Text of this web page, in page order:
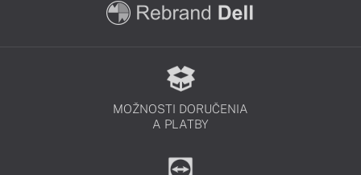
MOŽNOSTI DORUČENIA
A PLATBY